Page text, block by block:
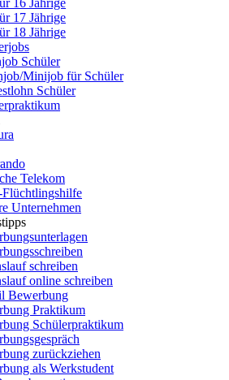
16 Jährige
17 Jährige
18 Jährige
Schüler
Minijob für Schüler
Schüler
Telekom
Unternehmen
schreiben
online schreiben
Bewerbung
Praktikum
Schülerpraktikum
zurückziehen
als Werkstudent